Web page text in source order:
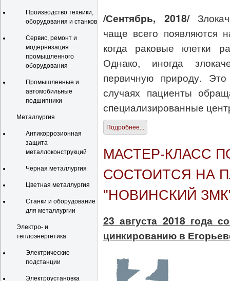
Производство техники,
оборудования и станков
Сервис, ремонт и
модернизация
промышленного
оборудования
Промышленные и
автомобильные
подшипники
Металлургия
Антикоррозионная
защита
металлоконструкций
Черная металлургия
Цветная металлургия
Станки и оборудование
для металлургии
Электро- и
теплоэнергетика
Электрические
подстанции
Электроустановка
/Сентябрь, 2018/
чаще всего появляются
когда раковые клетки
Однако, иногда
первичную природу.
случаях пациенты
специализированные
Подробнее...
МАСТЕР-КЛАСС
СОСТОИТСЯ НА
"НОВИНСКИЙ
23 августа 2018 года
цинкированию в